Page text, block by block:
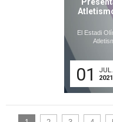
El Estadi
01
JUL.
2021